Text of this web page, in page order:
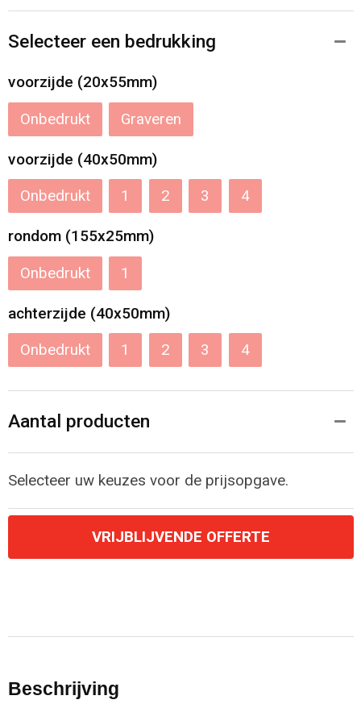
Selecteer een bedrukking
voorzijde (20x55mm)
Onbedrukt Graveren
voorzijde (40x50mm)
Onbedrukt 1 2 3 4
rondom (155x25mm)
Onbedrukt 1
achterzijde (40x50mm)
Onbedrukt 1 2 3 4
Aantal producten
Selecteer uw keuzes voor de prijsopgave.
VRIJBLIJVENDE OFFERTE
Beschrijving